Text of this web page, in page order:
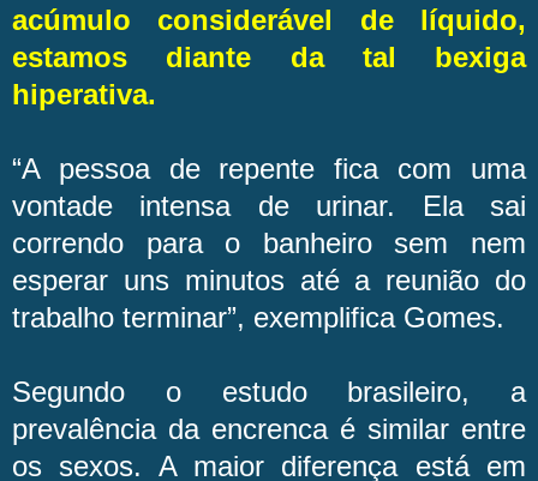
acúmulo considerável de líquido,
estamos diante da tal bexiga
hiperativa.
“A pessoa de repente fica com uma
vontade intensa de urinar. Ela sai
correndo para o banheiro sem nem
esperar uns minutos até a reunião do
trabalho terminar”, exemplifica Gomes.
Segundo o estudo brasileiro, a
prevalência da encrenca é similar entre
os sexos. A maior diferença está em